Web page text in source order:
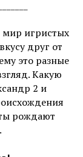
мир игристых
друг от
это разные
Какую
2 и
рождают